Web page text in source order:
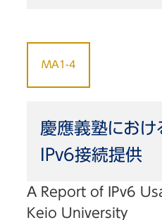
MA1-4
慶應義塾にお
IPv6接続提供
A Report of IPv6
Keio University